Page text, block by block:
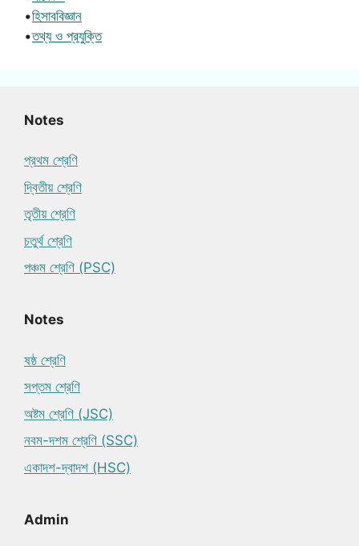
•হিসাববিজ্ঞান
•তথ্য ও প্রযুক্তি
Notes
প্রথম শ্রেণি
দ্বিতীয় শ্রেণি
তৃতীয় শ্রেণি
চতুর্থ শ্রেণি
পঞ্চম শ্রেণি (PSC)
Notes
ষষ্ঠ শ্রেণি
সপ্তম শ্রেণি
অষ্টম শ্রেণি (JSC)
নবম-দশম শ্রেণি (SSC)
একাদশ-দ্বাদশ (HSC)
Admin